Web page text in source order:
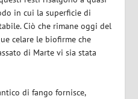
in cui la superficie di
Ciò che rimane oggi del
celare le biofirme che
di Marte vi sia stata
di fango fornisce,